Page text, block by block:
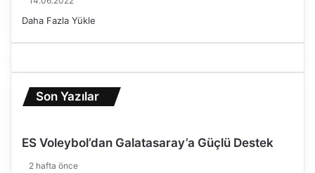
Daha Fazla Yükle
Son Yazılar
ES Voleybol’dan Galatasaray’a Güçlü Destek
2 hafta önce